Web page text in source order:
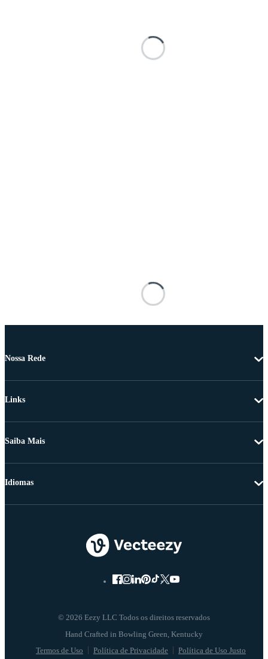
Nossa Rede
Links
Saiba Mais
© 2026 Eezy LLC Todos os direitos reservados
Termos de Uso Política de Privacidade Política de Uso Justo
Idiomas